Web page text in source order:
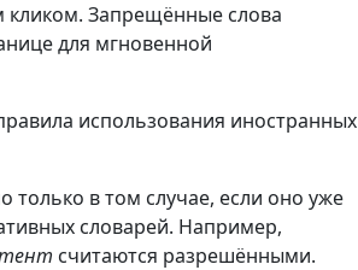
Запрещённые слова
для мгновенной
использования иностранных
только в том случае, если оно уже
словарей. Например,
считаются разрешёнными.